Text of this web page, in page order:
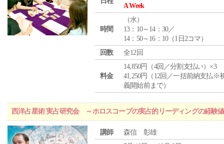
A Week
時間
（水）
13：10～14：30／
14：50～16：10（1日2コマ）
回数
全12回
料金
14,850円（4回／分割支払い）×3
41,250円（12回／一括前納支払※
義開始前まで）
西洋占星術 実占研究会 ～ホロスコープの実占的リーディングの経験
講師
森信 彰雄